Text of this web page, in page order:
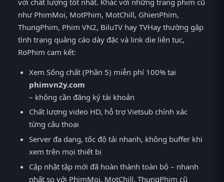
với chất lượng tốt nhất. Khác với những trang phim cũ
như PhimMoi, MotPhim, MotChill, GhienPhim,
ThungPhim, Phim VN2, BiluTV hay TVHay thường gặp
tình trạng quảng cáo dày đặc và link die liên tục,
RoPhim cam kết:
Xem Sống chất (Phần 5) miễn phí 100% tại
phimvn2y.com
– không cần đăng ký tài khoản
Chất lượng video HD, hỗ trợ Vietsub chính xác
từng câu thoại
Server đa dạng, tốc độ tải nhanh, không buffer khi
xem trên mọi thiết bị
Cập nhật tập mới đã hoàn thành toàn bộ – nhanh
nhất so với PhimMoi, MotChill, ThungPhim cũ